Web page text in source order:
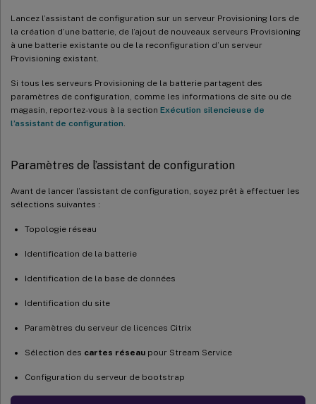
Lancez l’assistant de configuration sur un serveur Provisioning lors de
la création d’une batterie, de l’ajout de nouveaux serveurs Provisioning
à une batterie existante ou de la reconfiguration d’un serveur
Provisioning existant.
Si tous les serveurs Provisioning de la batterie partagent des
paramètres de configuration, comme les informations de site ou de
magasin, reportez-vous à la section Exécution silencieuse de
l’assistant de configuration
Paramètres de l’assistant de configuration
Avant de lancer l’assistant de configuration, soyez prêt à effectuer les
sélections suivantes :
Topologie réseau
Identification de la batterie
Identification de la base de données
Identification du site
Paramètres du serveur de licences Citrix
Sélection des cartes réseau pour Stream Service
Configuration du serveur de bootstrap